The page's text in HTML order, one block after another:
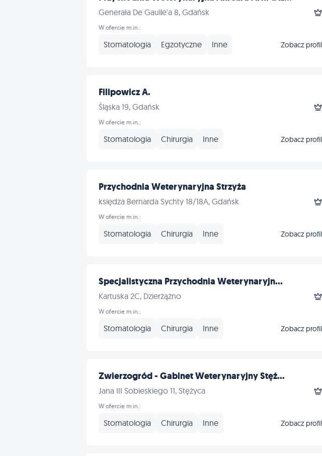
Generała De Gaulle'a 8, Gdańsk
W ofercie m.in.:
Stomatologia Egzotyczne Inne Zobacz profil
Filipowicz A.
Śląska 19, Gdańsk
W ofercie m.in.:
Stomatologia Chirurgia Inne Zobacz profil
Przychodnia Weterynaryjna Strzyża
księdza Bernarda Sychty 18/18A, Gdańsk
W ofercie m.in.:
Stomatologia Chirurgia Inne Zobacz profil
Specjalistyczna Przychodnia Weterynaryjn...
Kartuska 2C, Dzierżążno
W ofercie m.in.:
Stomatologia Chirurgia Inne Zobacz profil
Zwierzogród - Gabinet Weterynaryjny Stęż...
Jana III Sobieskiego 11, Stężyca
W ofercie m.in.:
Stomatologia Chirurgia Inne Zobacz profil